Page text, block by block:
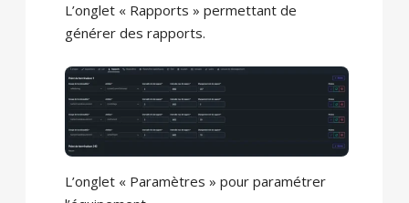
L’onglet « Rapports » permettant de
générer des rapports.
L’onglet « Paramètres » pour paramétrer